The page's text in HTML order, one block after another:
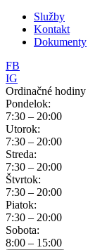
Služby
Kontakt
Dokumenty
FB
IG
Ordinačné hodiny
Pondelok:
7:30 – 20:00
Utorok:
7:30 – 20:00
Streda:
7:30 – 20:00
Štvrtok:
7:30 – 20:00
Piatok:
7:30 – 20:00
Sobota:
8:00 – 15:00